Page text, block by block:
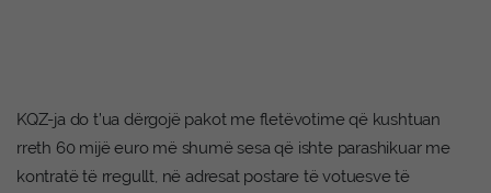
KQZ-ja do t’ua dërgojë pakot me fletëvotime që kushtuan
rreth 60 mijë euro më shumë sesa që ishte parashikuar me
kontratë të rregullt, në adresat postare të votuesve të